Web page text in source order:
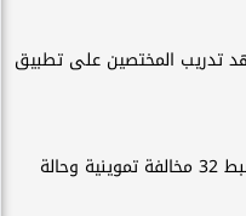
تدريب المختصين على تطبيق
حملة مكبرة تضبط 32 مخالفة تموينية وحالة